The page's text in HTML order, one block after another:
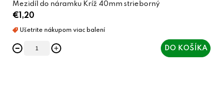
Mezidíl do náramku Kríž 40mm strieborný
€1,20
DO KOŠÍKA